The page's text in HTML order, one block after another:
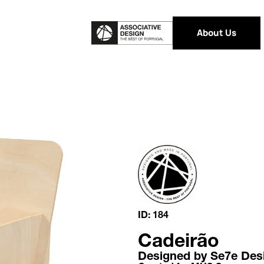
About Us
ID: 184
Cadeirão
Designed by Se7e